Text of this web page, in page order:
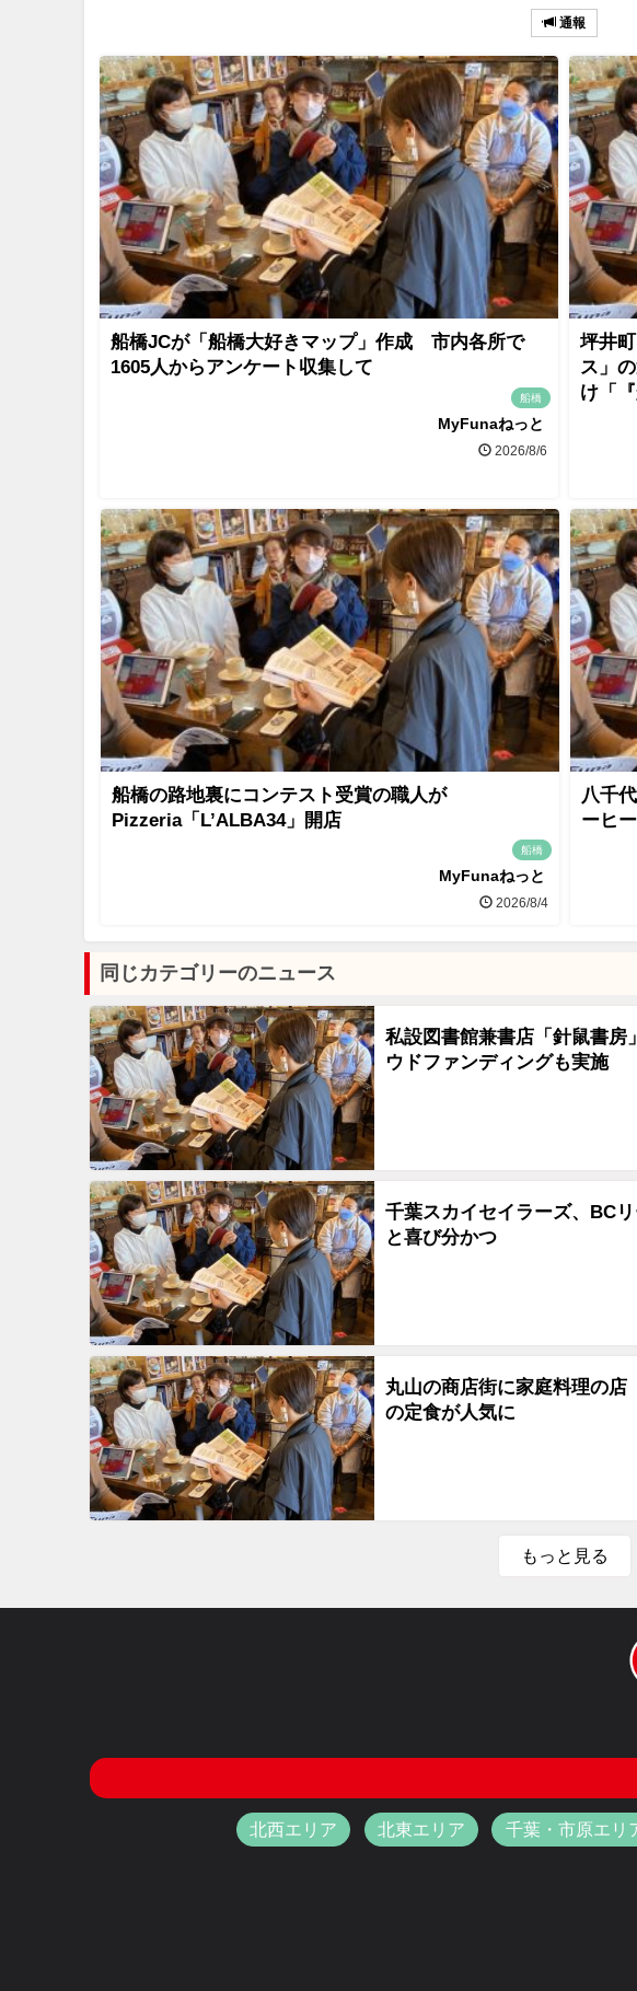
通報
船橋JCが「船橋大好きマップ」作成 市内各所で
1605人からアンケート収集して
船橋
MyFunaねっと
2026/8/6
坪井
ス」
け「
船橋の路地裏にコンテスト受賞の職人が
Pizzeria「L’ALBA34」開店
船橋
MyFunaねっと
2026/8/4
八千
ーヒ
同じカテゴリーのニュース
私設図書館兼書店「針鼠書房
ウドファンディングも実施
千葉スカイセイラーズ、BC
と喜び分かつ
丸山の商店街に家庭料理の店
の定食が人気に
もっと見る
北西エリア 北東エリア 千葉・市原エリ